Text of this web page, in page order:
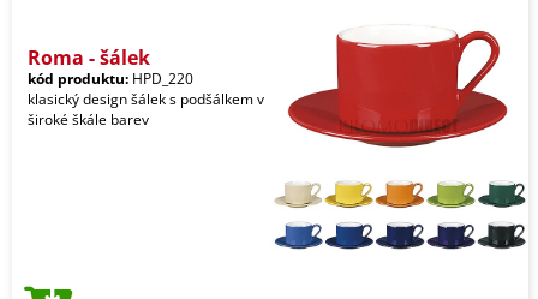
Roma - šálek
kód produktu: HPD_220
klasický design šálek s podšálkem v
široké škále barev